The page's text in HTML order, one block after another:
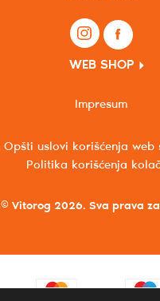
WEB SHOP
© Vitorog 2026. Sva prava
Opšti uslovi korišćenja web
Politika korišćenja
Impresum